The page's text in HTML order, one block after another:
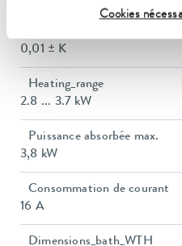
Cookies
0,01 ± K
Heating_range
2.8 ... 3.7 kW
Puissance absorbée max.
3,8 kW
Consommation de courant
16 A
Dimensions_bath_WTH